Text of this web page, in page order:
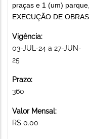
praças e 1 (um)
EXECUÇÃO DE
Vigência:
03-JUL-24 a 27-JUN-
25
Prazo:
360
Valor Mensal:
R$ 0.00